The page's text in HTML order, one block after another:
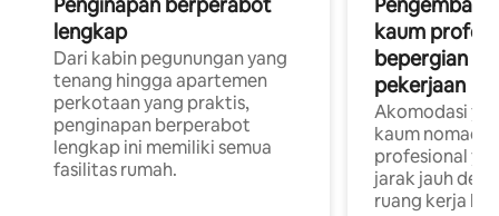
lengkap
Dari kabin pegunungan yang
tenang hingga apartemen
perkotaan yang praktis,
penginapan berperabot
lengkap ini memiliki semua
fasilitas rumah.
kaum
bepergian
pekerjaan
Akomodasi
kaum
profesional
jarak jauh
ruang kerja